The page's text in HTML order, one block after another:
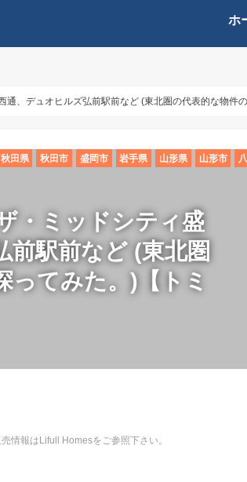
ホ
、デュオヒルズ弘前駅前など (東北圏の代表的な物件
・ミッドシティ盛
前駅前など (東北圏
ってみた。)【トミ
山形市
山形県
岩手県
盛岡市
秋田市
秋田県
情報はLifull Homesをご参照下さい。